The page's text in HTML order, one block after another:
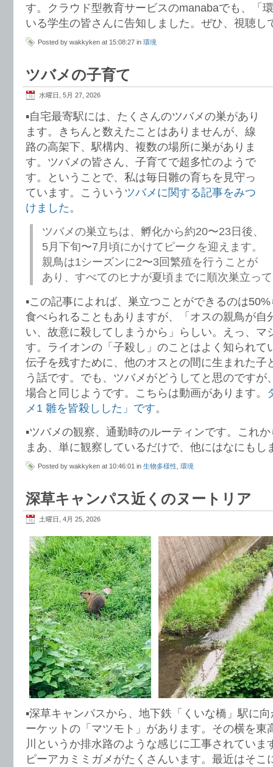
す。クラウド型教育サービスのmanabaでも、「
いる学生の皆さんに告知しました。ぜひ、視聴し
Posted by wakkyken at 15:08:27 in 環境
ツバメの子育て
水曜日, 5月 27, 2026
▪️自宅最寄駅には、たくさんのツバメの巣があり
ます。きちんと数えたことはありませんが、線
路の高架下、駅構内、複数の場所に巣がありま
す。ツバメの皆さん、子育てで超多忙のようで
す。ということで、私は毎日雛の育ちを見守っ
ています。こういう ツバメに関する記事をみつ
けました 。
ツバメの巣立ちは、孵化から約20〜23日後、
5月下旬〜7月頃にかけてピークを迎えます。
親鳥は1シーズンに2〜3回繁殖を行うことが
あり、すべてのヒナが夏頃までに順次巣立っ
▪️この記事によれば、巣立つことができるのは
食べられることもありますが、「オスの親鳥が自
い、故意に殺してしまうから」らしい。えっ、マ
す。ライオンの「子殺し」のことはよく知られて
伝子を残すために、他のオスとの間に生まれた子
う話です。でも、ツバメがどうしてと思のですが
場合と同じようです。こちらは動画があります。
メ1 雛を皆殺しした」です。
▪️ツバメの観察、通勤時のルーティンです。これ
まあ、単に観察しているだけで、他にはなにもし
Posted by wakkyken at 10:46:01 in 生物多様性 環境
深草キャンパス近くのヌートリア
土曜日, 4月 25, 2026
▪️深草キャンパスから、地下鉄「くいな橋」駅に
ーケットの「マツモト」があります。その横を東
川というか排水路のような感じに工事されていま
ピーアカミミガメがたくさんいます。最近はそこ